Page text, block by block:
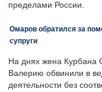
пределами России.
Омаров обратился за
супруги
На днях жена Курбана
Валерию обвинили в
деятельности без